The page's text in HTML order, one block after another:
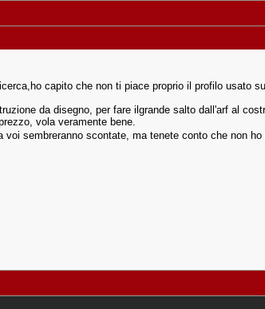
capito che non ti piace proprio il profilo usato
da disegno, per fare ilgrande salto dall'arf al
vola veramente bene.
sembreranno scontate, ma tenete conto che non